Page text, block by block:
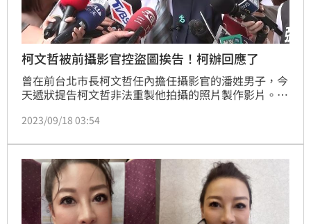
柯文哲被前攝影官控盜圖挨告！柯辦回應了
曾在前台北市長柯文哲任內擔任攝影官的潘姓男子，今
天遞狀提告柯文哲非法重製他拍攝的照片製作影片。柯
規範。
2023/09/18 03:54